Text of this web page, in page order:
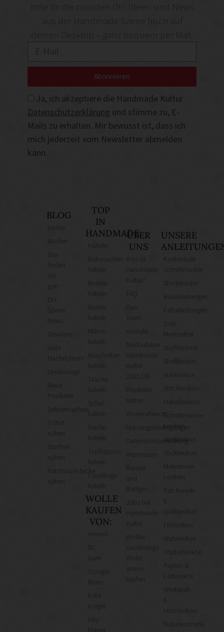
deinen Desktop – ganz bequem per Mail.
Ja, ich akzeptiere die Handmade Kultur
Datenschutzerklärung und stimme zu, E-
Mails zu erhalten. Mir bewusst ist, dass ich
mich jederzeit vom Newsletter abmelden
kann.
Abonnieren
BLOG
finden
gut!
News
Gute
Nachrichten!
Leselounge
Neue
Produkte
Selbermachen
T-Shirt
Stofftier
Patchworkdecke
TOP
IN
HANDMADE
häkeln
häkeln
Mütze
häkeln
Kuscheltier
Tasche
häkeln
häkeln
Topflappen
häkeln
Fäustlinge
häkeln
WOLLE
KAUFEN
VON:
Cowgirl
Knight
Mama
ÜBER
UNS
Was ist
Kultur?
Das
Team
Kontakt
Mediadaten
Kultur
2025/26
Produkte
testen
Widerrufsrecht
Nutzungsbedingungen
Datenschutzerklärung
Kultur
Wollke –
nachhaltige
kaufen
UNSERE
Kostenlose
Schnittmuster
Strickmuster
Bauanleitungen
Faltanleitungen
Merkzettel
Stoffrechner
Stofflexikon
Nählexikon
Stricklexikon
Häkellexikon
Schnittmuster-
Lexikon
Wolllexikon
Sticklexikon
Makramee-
Lexikon
Patchwork-
&
Quiltlexikon
Filzlexikon
Weblexikon
Töpferlexikon
Papier- &
Faltlexikon
Werkstatt-
&
Holzlexikon
Naturkosmetik-